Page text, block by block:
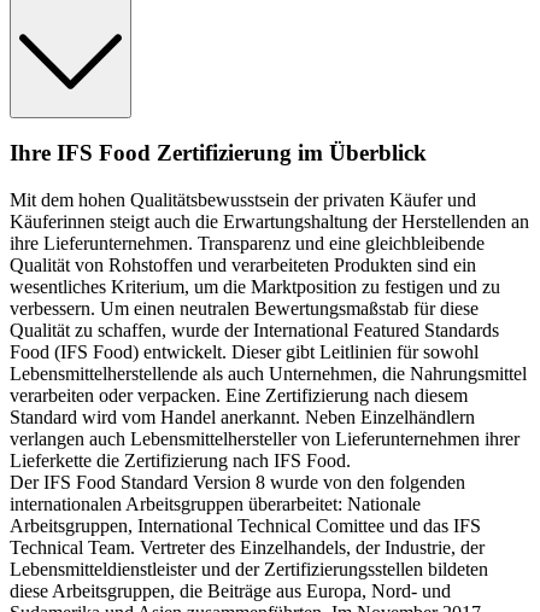
Ihre IFS Food Zertifizierung im Überblick
Mit dem hohen Qualitätsbewusstsein der privaten Käufer und
Käuferinnen steigt auch die Erwartungshaltung der Herstellenden an
ihre Lieferunternehmen. Transparenz und eine gleichbleibende
Qualität von Rohstoffen und verarbeiteten Produkten sind ein
wesentliches Kriterium, um die Marktposition zu festigen und zu
verbessern. Um einen neutralen Bewertungsmaßstab für diese
Qualität zu schaffen, wurde der International Featured Standards
Food (IFS Food) entwickelt. Dieser gibt Leitlinien für sowohl
Lebensmittelherstellende als auch Unternehmen, die Nahrungsmittel
verarbeiten oder verpacken. Eine Zertifizierung nach diesem
Standard wird vom Handel anerkannt. Neben Einzelhändlern
verlangen auch Lebensmittelhersteller von Lieferunternehmen ihrer
Lieferkette die Zertifizierung nach IFS Food.
Der IFS Food Standard Version 8 wurde von den folgenden
internationalen Arbeitsgruppen überarbeitet: Nationale
Arbeitsgruppen, International Technical Comittee und das IFS
Technical Team. Vertreter des Einzelhandels, der Industrie, der
Lebensmitteldienstleister und der Zertifizierungsstellen bildeten
diese Arbeitsgruppen, die Beiträge aus Europa, Nord- und